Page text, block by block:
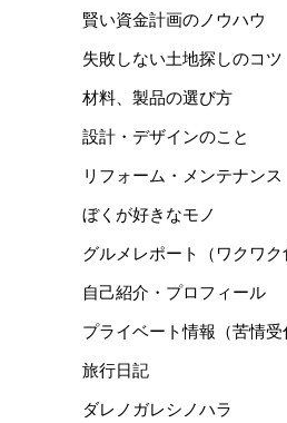
賢い資金計画のノウハウ
失敗しない土地探しのコツ
材料、製品の選び方
設計・デザインのこと
リフォーム・メンテナンス
ぼくが好きなモノ
グルメレポート（ワクワク
自己紹介・プロフィール
プライベート情報（苦情受
旅行日記
ダレノガレシノハラ